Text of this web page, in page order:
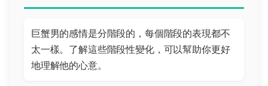
巨蟹男的感情是分階段的，每個階段的表現都不
太一樣。了解這些階段性變化，可以幫助你更好
地理解他的心意。